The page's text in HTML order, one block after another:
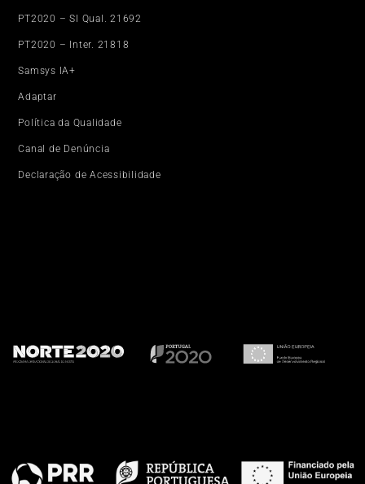
PT2020 – SI Qual. 21692
PT2020 – Inter. 21818
Samsys IA+
Adaptar
Política da Qualidade
Canal de Denúncia
Declaração de Acessibilidade